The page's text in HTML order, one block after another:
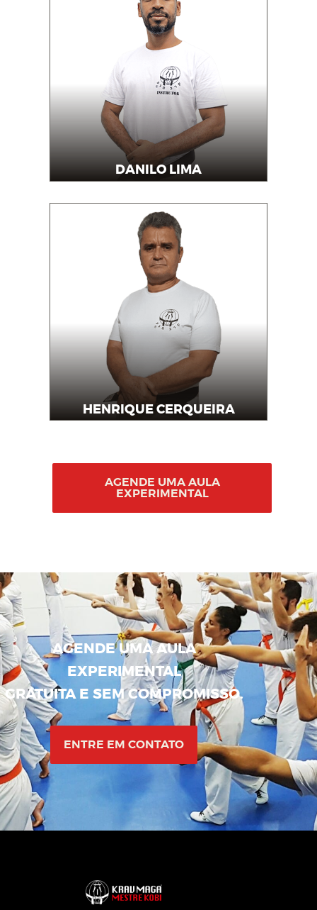
DANILO LIMA
Professor
HENRIQUE CERQUEIRA
Professor
AGENDE UMA AULA
EXPERIMENTAL
AGENDE UMA AULA
EXPERIMENTAL
GRATUITA E SEM COMPROMISSO.
ENTRE EM CONTATO